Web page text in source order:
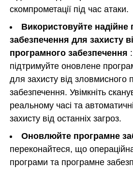
скомпрометації під час атаки.
Використовуйте надійне
забезпечення для захисту
програмного забезпечення
підтримуйте оновлене
для захисту від зловмисного
забезпечення. Увімкніть
реальному часі та
захисту від останніх загроз.
Оновлюйте програмне
переконайтеся, що
програми та програмне